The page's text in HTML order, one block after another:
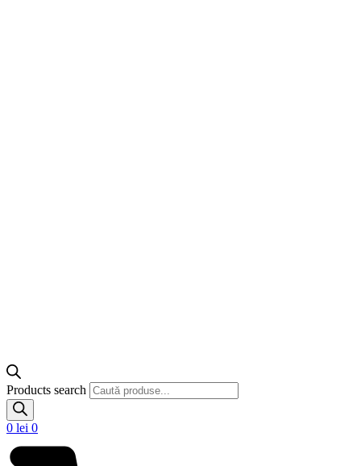
Products search
0 lei 0